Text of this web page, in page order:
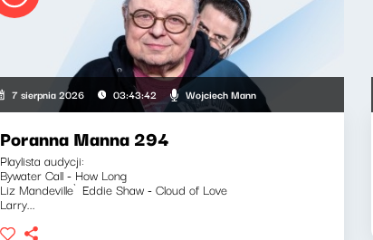
7 sierpnia 2026 03:43:42 Wojciech Mann
Poranna Manna 294
Playlista audycji:
Bywater Call - How Long
Liz Mandeville`Eddie Shaw - Cloud of Love
Larry...